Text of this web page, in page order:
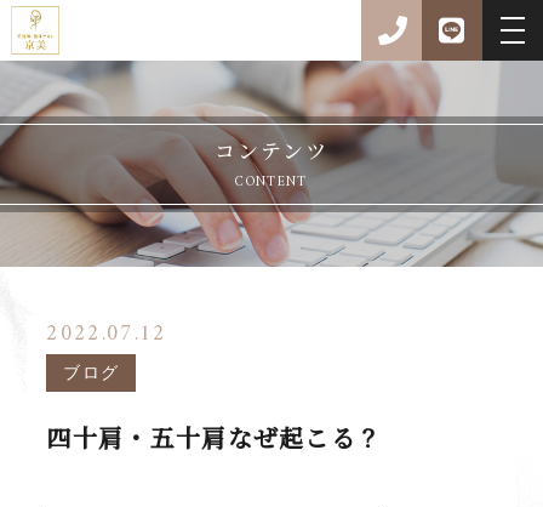
コンテンツ
CONTENT
2022.07.12
ブログ
四十肩・五十肩なぜ起こる？